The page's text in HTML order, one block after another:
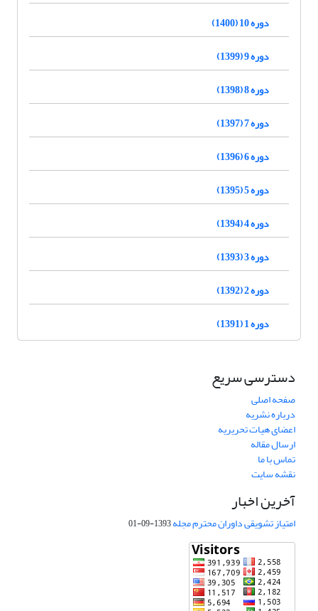
دوره 10 (1400)
دوره 9 (1399)
دوره 8 (1398)
دوره 7 (1397)
دوره 6 (1396)
دوره 5 (1395)
دوره 4 (1394)
دوره 3 (1393)
دوره 2 (1392)
دوره 1 (1391)
دسترسی سریع
صفحه اصلی
درباره نشریه
اعضای هیات تحریریه
ارسال مقاله
تماس با ما
نقشه سایت
آخرین اخبار
امتیاز تشویقی داوران محترم مجله1393-09-01